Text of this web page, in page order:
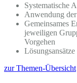
Systematische
Anwendung
Gemeinsames
jeweiligen
Vorgehen
zur Themen-Übersicht